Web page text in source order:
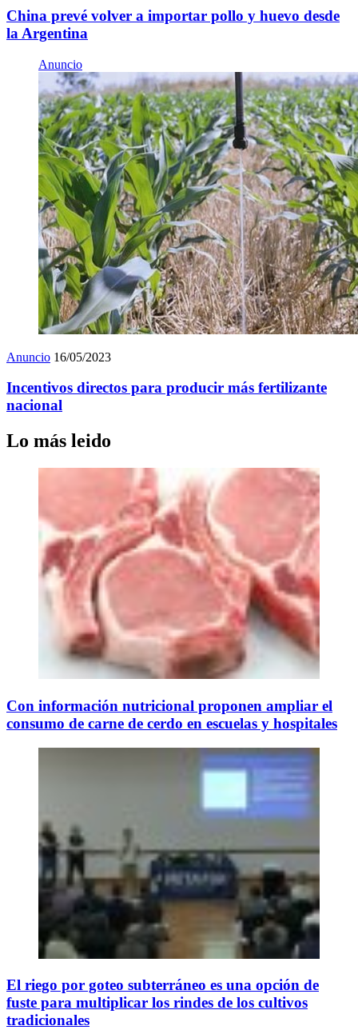
China prevé volver a importar pollo y huevo desde
la Argentina
Anuncio
Anuncio 16/05/2023
Incentivos directos para producir más fertilizante
nacional
Lo más leido
Con información nutricional proponen ampliar el
consumo de carne de cerdo en escuelas y hospitales
El riego por goteo subterráneo es una opción de
fuste para multiplicar los rindes de los cultivos
tradicionales